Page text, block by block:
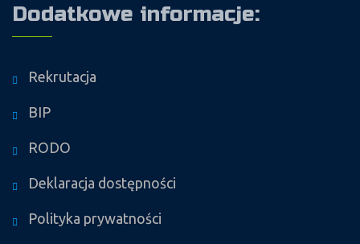
Dodatkowe informacje:
Rekrutacja
BIP
RODO
Deklaracja dostępności
Polityka prywatności